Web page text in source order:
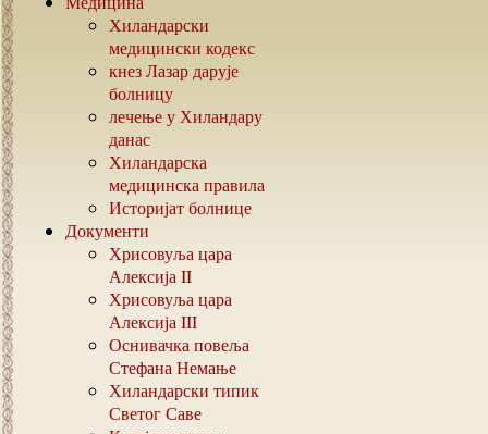
Хиландарски
медицински кодекс
кнез Лазар дарује
болницу
лечење у Хиландару
данас
Хиландарска
медицинска правила
Историјат болнице
Документи
Хрисовуља цара
Алексија II
Хрисовуља цара
Алексија III
Оснивачка повеља
Стефана Немање
Хиландарски типик
Светог Саве